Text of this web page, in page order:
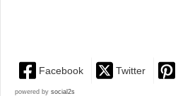
Facebook Twitter
powered by social2s